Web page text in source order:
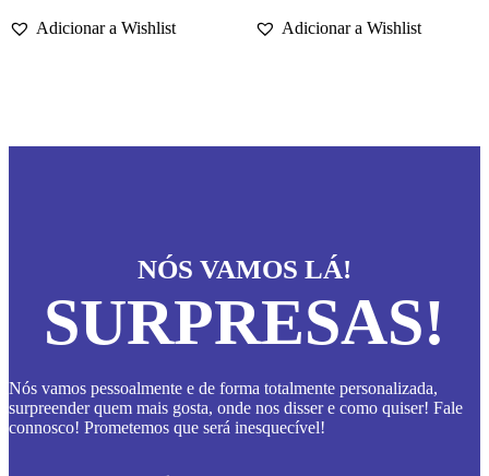
Adicionar a Wishlist Adicionar a Wishlist
NÓS VAMOS LÁ!
SURPRESAS!
Nós vamos pessoalmente e de forma totalmente personalizada,
surpreender quem mais gosta, onde nos disser e como quiser! Fale
connosco! Prometemos que será inesquecível!